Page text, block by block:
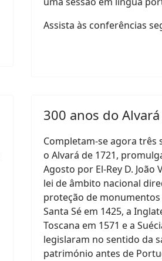
Assista às conferências
300 anos do
Completam-se agora três
o Alvará de 1721,
Agosto por El-Rey D. João
lei de âmbito nacional
proteção de monumentos
Santa Sé em 1425, a
Toscana em 1571 e a
legislaram no sentido da
património antes de